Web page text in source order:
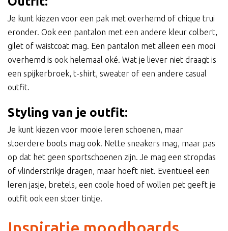
Je kunt kiezen voor een pak met overhemd of chique trui
eronder. Ook een pantalon met een andere kleur colbert,
gilet of waistcoat mag. Een pantalon met alleen een mooi
overhemd is ook helemaal oké. Wat je liever niet draagt is
een spijkerbroek, t-shirt, sweater of een andere casual
outfit.
Styling van je outfit:
Je kunt kiezen voor mooie leren schoenen, maar
stoerdere boots mag ook. Nette sneakers mag, maar pas
op dat het geen sportschoenen zijn. Je mag een stropdas
of vlinderstrikje dragen, maar hoeft niet. Eventueel een
leren jasje, bretels, een coole hoed of wollen pet geeft je
outfit ook een stoer tintje.
Inspiratie moodboards